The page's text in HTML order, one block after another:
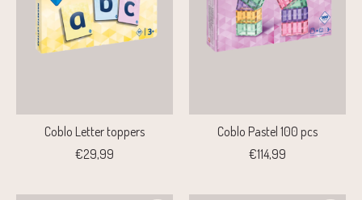
Coblo Letter toppers
€29,99
Coblo Pastel 100 pcs
€114,99